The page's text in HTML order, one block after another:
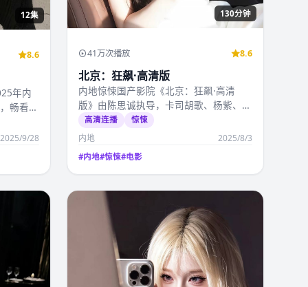
12集
8.6
年内
畅看国
2025/9/28
130分钟
41万次播放 8.6
北京：狂飙·高清版
内地惊悚国产影院《北京：狂飙·高清
版》由陈思诚执导，卡司胡歌、杨紫、赵
丽颖、朱一龙、李现，2…
高清连播 惊悚
内地 2025/8/3
#内地#惊悚#电影